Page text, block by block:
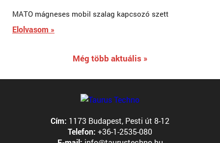
MATO mágneses mobil szalag kapcsozó szett
Elolvasom »
Még több aktuális »
Cím: 1173 Budapest, Pesti út 8-12
Telefon: +36-1-2535-080